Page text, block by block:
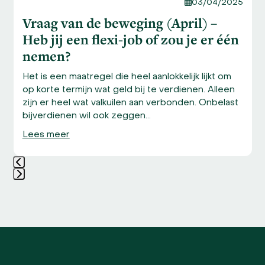
03/04/2025
Vraag van de beweging (April) –
Heb jij een flexi-job of zou je er één
nemen?
Het is een maatregel die heel aanlokkelijk lijkt om
op korte termijn wat geld bij te verdienen. Alleen
zijn er heel wat valkuilen aan verbonden. Onbelast
bijverdienen wil ook zeggen…
Lees meer